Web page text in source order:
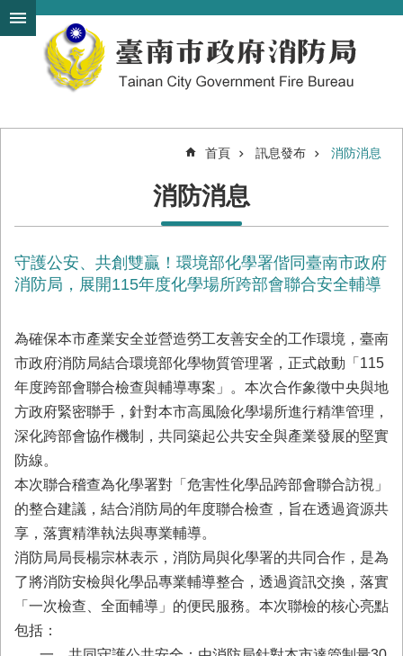
跳到主要內容區塊
搜
尋
進
介
訊
息
便
民
服
務
業
務/
資
訊
服
務
消
防
宣
導
首頁 訊息發布 消防消息
消防消息
守護公安、共創雙贏！環境部化學署偕同臺南市政府
消防局，展開115年度化學場所跨部會聯合安全輔導
為確保本市產業安全並營造勞工友善安全的工作環境，臺南
市政府消防局結合環境部化學物質管理署，正式啟動「115
年度跨部會聯合檢查與輔導專案」。本次合作象徵中央與地
方政府緊密聯手，針對本市高風險化學場所進行精準管理，
深化跨部會協作機制，共同築起公共安全與產業發展的堅實
防線。
本次聯合稽查為化學署對「危害性化學品跨部會聯合訪視」
的整合建議，結合消防局的年度聯合檢查，旨在透過資源共
享，落實精準執法與專業輔導。
消防局局長楊宗林表示，消防局與化學署的共同合作，是為
了將消防安檢與化學品專業輔導整合，透過資訊交換，落實
「一次檢查、全面輔導」的便民服務。本次聯檢的核心亮點
包括：